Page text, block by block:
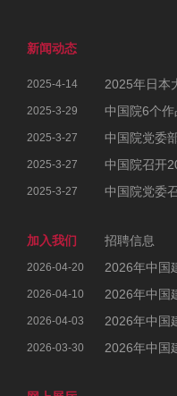
新闻动态
2025-4-14
2025-3-29
2025-3-27
2025-3-27
2025-3-27
加入我们 招聘信息
2026-04-20
2026-04-10 2026年中国
2026-04-03
2026-03-30 2026年中国